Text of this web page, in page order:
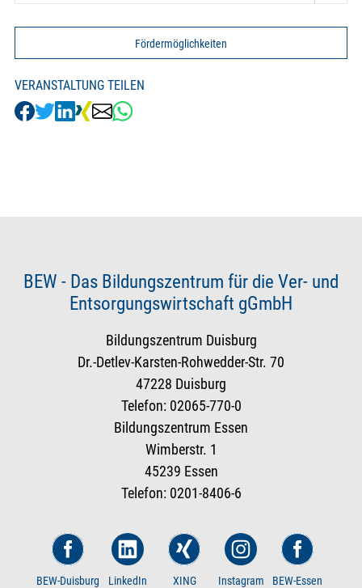
Fördermöglichkeiten
VERANSTALTUNG TEILEN
BEW - Das Bildungszentrum für die Ver- und
Entsorgungswirtschaft gGmbH
Bildungszentrum Duisburg
Dr.-Detlev-Karsten-Rohwedder-Str. 70
47228 Duisburg
Telefon: 02065-770-0
Bildungszentrum Essen
Wimberstr. 1
45239 Essen
Telefon: 0201-8406-6
BEW-Duisburg LinkedIn XING Instagram BEW-Essen